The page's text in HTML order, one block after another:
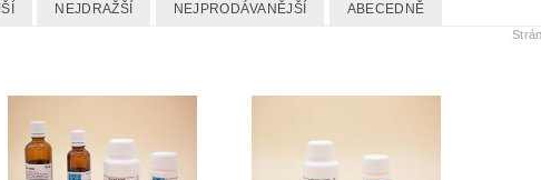
NEJDRAŽŠÍ NEJPRODÁVANĚJŠÍ ABECEDNĚ